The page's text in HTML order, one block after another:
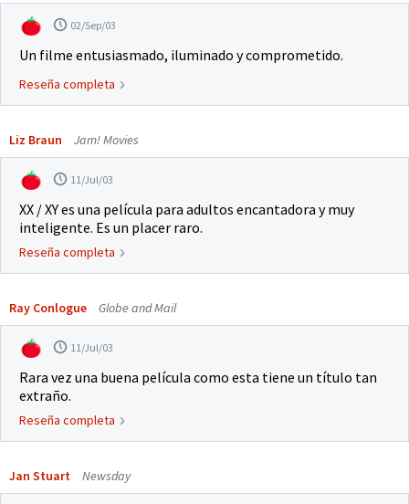
02/Sep/03
Un filme entusiasmado, iluminado y comprometido.
Reseña completa
Liz Braun Jam! Movies
11/Jul/03
XX / XY es una película para adultos encantadora y muy
inteligente. Es un placer raro.
Reseña completa
Ray Conlogue Globe and Mail
11/Jul/03
Rara vez una buena película como esta tiene un título tan
extraño.
Reseña completa
Jan Stuart Newsday